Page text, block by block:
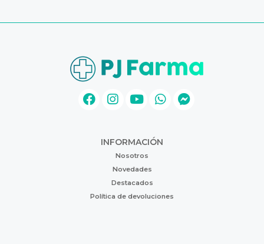
INFORMACIÓN
Nosotros
Novedades
Destacados
Política de devoluciones